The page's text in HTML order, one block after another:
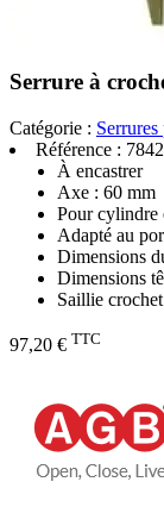
Serrure à
Catégorie :
Référence :
À encastrer
Axe : 60 mm
Pour cylindre
Adapté au
Dimensions
Dimensions
Saillie
97,20 € TTC